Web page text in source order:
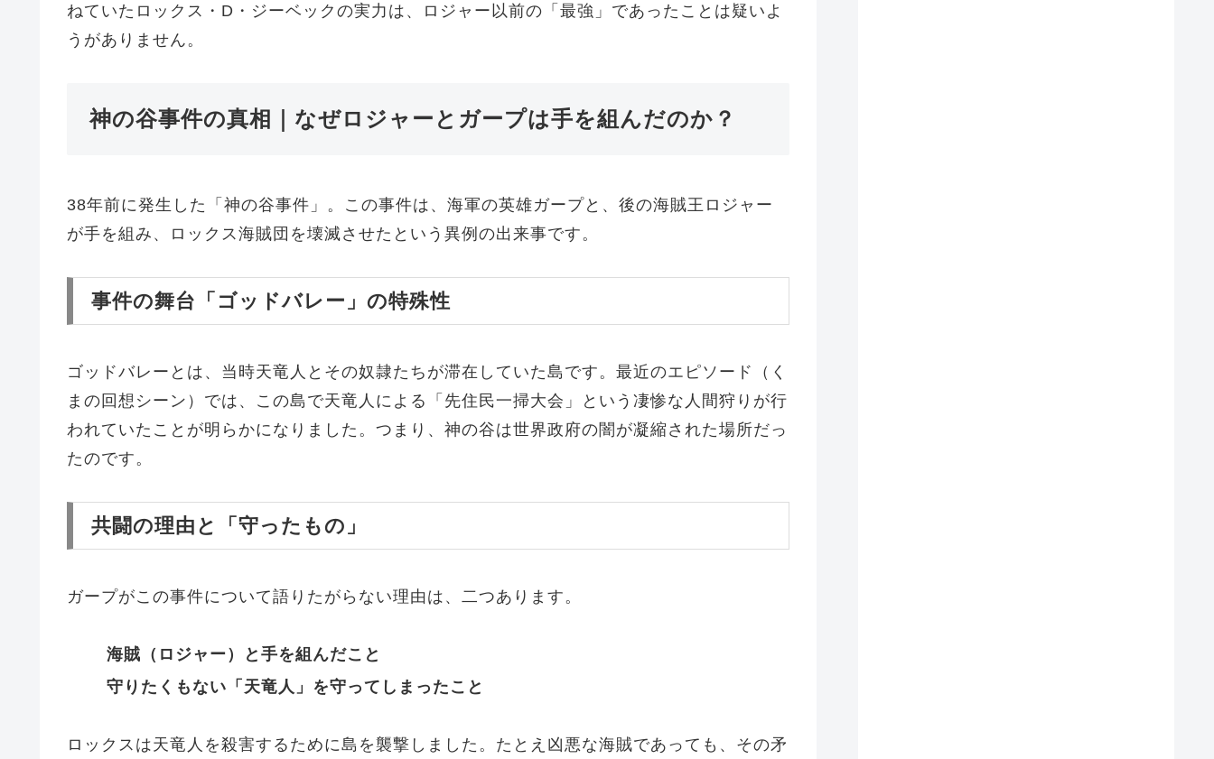
ねていたロックス・D・ジーベックの実力は、ロジャー以前の「最強」であったことは疑いよ
うがありません。
神の谷事件の真相｜なぜロジャーとガープは手を組んだのか？
38年前に発生した「神の谷事件」。この事件は、海軍の英雄ガープと、後の海賊王ロジャー
が手を組み、ロックス海賊団を壊滅させたという異例の出来事です。
事件の舞台「ゴッドバレー」の特殊性
ゴッドバレーとは、当時天竜人とその奴隷たちが滞在していた島です。最近のエピソード（く
まの回想シーン）では、この島で天竜人による「先住民一掃大会」という凄惨な人間狩りが行
われていたことが明らかになりました。つまり、神の谷は世界政府の闇が凝縮された場所だっ
たのです。
共闘の理由と「守ったもの」
ガープがこの事件について語りたがらない理由は、二つあります。
海賊（ロジャー）と手を組んだこと
守りたくもない「天竜人」を守ってしまったこと
ロックスは天竜人を殺害するために島を襲撃しました。たとえ凶悪な海賊であっても、その矛